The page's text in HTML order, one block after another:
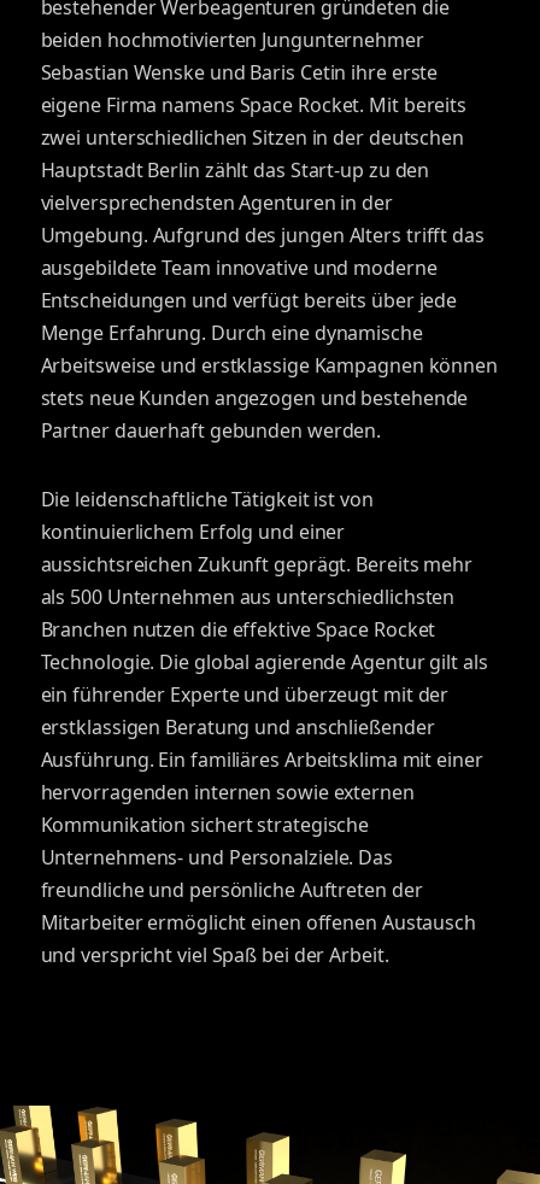
bestehender Werbeagenturen gründeten die
beiden hochmotivierten Jungunternehmer
Sebastian Wenske und Baris Cetin ihre erste
eigene Firma namens Space Rocket. Mit bereits
zwei unterschiedlichen Sitzen in der deutschen
Hauptstadt Berlin zählt das Start-up zu den
vielversprechendsten Agenturen in der
Umgebung. Aufgrund des jungen Alters trifft das
ausgebildete Team innovative und moderne
Entscheidungen und verfügt bereits über jede
Menge Erfahrung. Durch eine dynamische
Arbeitsweise und erstklassige Kampagnen können
stets neue Kunden angezogen und bestehende
Partner dauerhaft gebunden werden.
Die leidenschaftliche Tätigkeit ist von
kontinuierlichem Erfolg und einer
aussichtsreichen Zukunft geprägt. Bereits mehr
als 500 Unternehmen aus unterschiedlichsten
Branchen nutzen die effektive Space Rocket
Technologie. Die global agierende Agentur gilt als
ein führender Experte und überzeugt mit der
erstklassigen Beratung und anschließender
Ausführung. Ein familiäres Arbeitsklima mit einer
hervorragenden internen sowie externen
Kommunikation sichert strategische
Unternehmens- und Personalziele. Das
freundliche und persönliche Auftreten der
Mitarbeiter ermöglicht einen offenen Austausch
und verspricht viel Spaß bei der Arbeit.